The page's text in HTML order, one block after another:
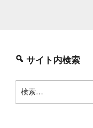
サイト内検索
索: